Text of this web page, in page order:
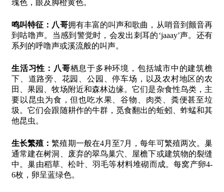
瑰色，眼及脚橙黄色。
鸣叫特征： 八哥拥有丰富的叫声和歌曲，从哨音到颤音再
到咕噜声。当感到警觉时，会发出刺耳的‘jaaay’声。还有
系列的呼噜声或溪流般的叫声。
生活习性： 八哥栖息于多种环境，包括城市中的建筑檐
下、道路旁、花园、公园、停车场，以及农村地区的农
田、果园、牧场附近和森林边缘。它们是杂食性鸟类，主
要以昆虫为食，但也吃水果、谷物、肉类、粪便甚至垃
圾。它们会跟随耕作的牛群，觅食翻出的蚯蚓、蚱蜢和其
他昆虫。
生长繁殖：繁殖期一般在4月至7月，每年可繁殖两次。巢
通常建在树洞、废弃的翠鸟巢穴、屋檐下或建筑物的裂缝
中。巢由稻草、松叶、羽毛等材料堆砌而成。每窝产卵4-
6枚，卵呈蓝绿色。